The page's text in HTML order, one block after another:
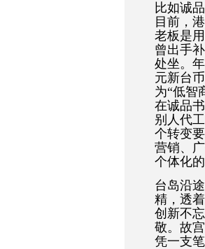
比如诚
目前，
老板是
曾出手
处坐。
元新台
为“低智
在诚品
别人代
个转变
营销、
个体化
台岛沿
精，透
创新不
敬。故
凭一支